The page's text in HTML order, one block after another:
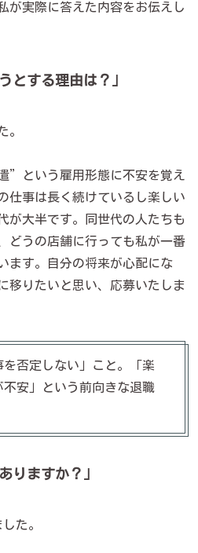
が実際に答えた内容をお伝えし
とする理由は？」
。
”という雇用形態に不安を覚え
仕事は長く続けているし楽しい
が大半です。同世代の人たちも
どうの店舗に行っても私が一番
ます。自分の将来が心配にな
移りたいと思い、応募いたしま
否定しない」こと。「楽
不安」という前向きな退職
りますか？」
た。